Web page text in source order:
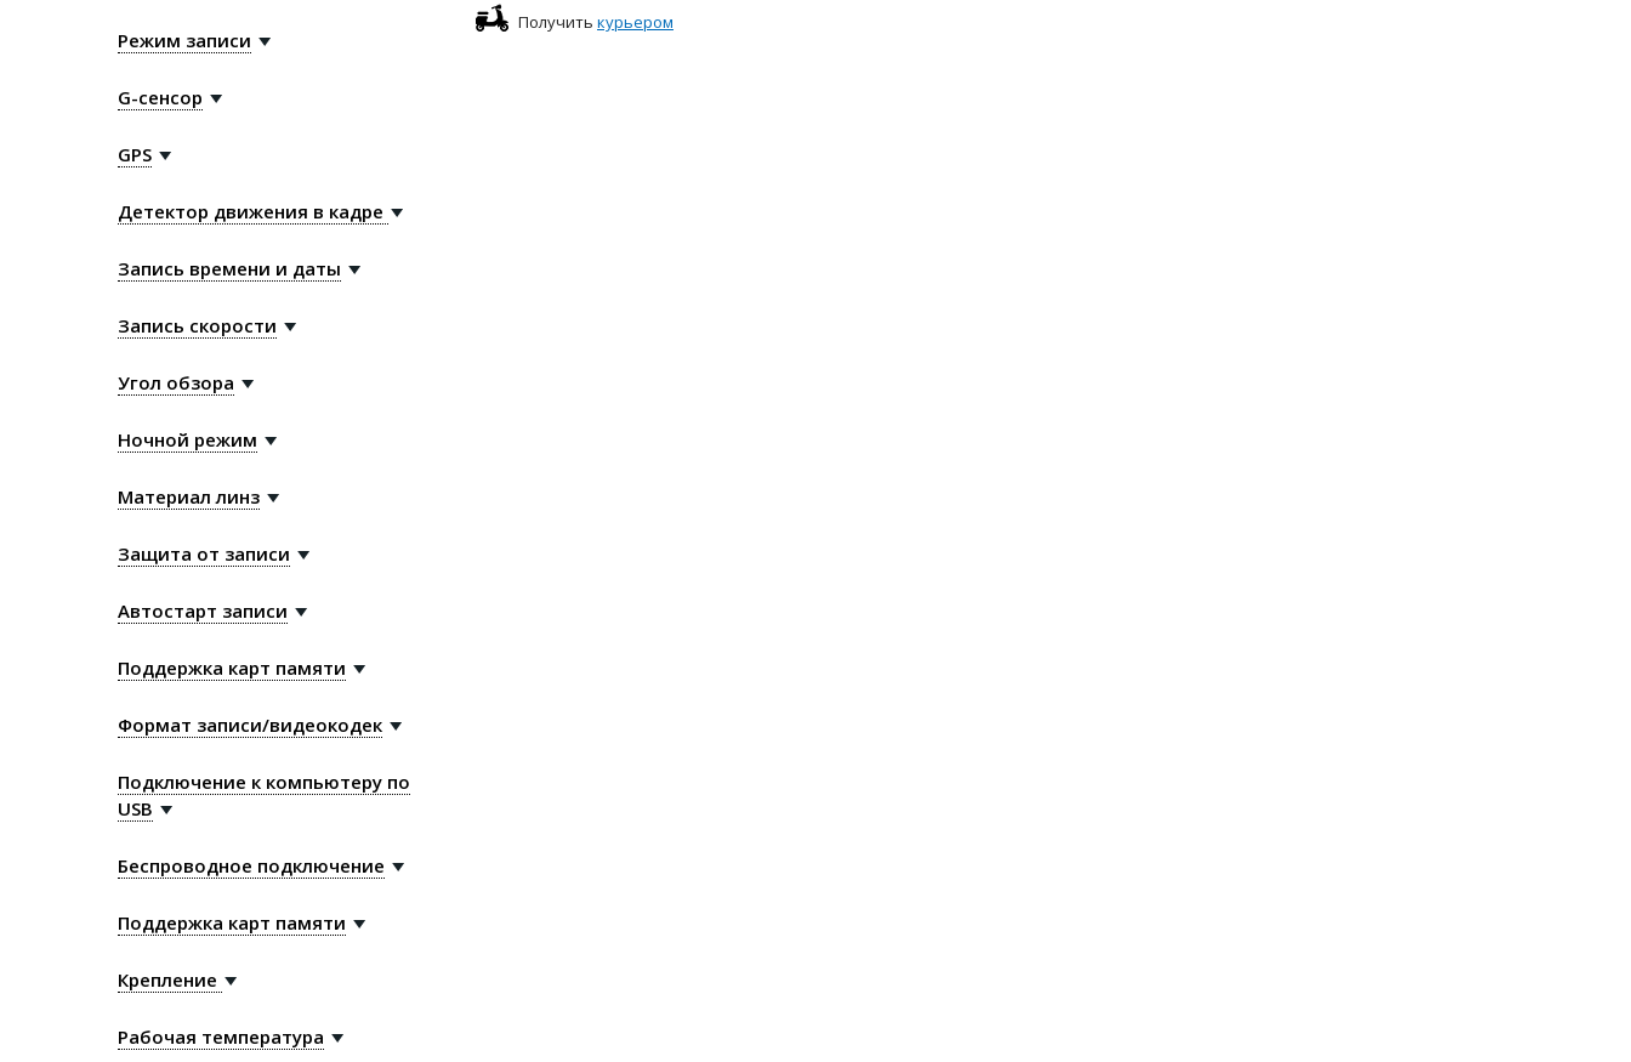
Режим записи
G-сенсор
GPS
Детектор движения в кадре
Запись времени и даты
Запись скорости
Угол обзора
Ночной режим
Материал линз
Защита от записи
Автостарт записи
Поддержка карт памяти
Формат записи/видеокодек
Подключение к компьютеру по
USB
Беспроводное подключение
Поддержка карт памяти
Крепление
Рабочая температура
Получить курьером